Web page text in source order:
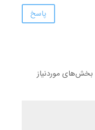
پاسخ
بخش‌های موردنیاز